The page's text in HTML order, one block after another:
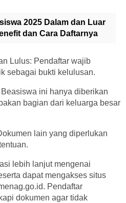
2025 Dalam dan Luar
dan Cara Daftarnya
Lulus: Pendaftar wajib
sebagai bukti kelulusan.
ini hanya diberikan
bagian dari keluarga besar
lain yang diperlukan
lebih lanjut mengenai
dapat mengakses situs
Pendaftar
dokumen agar tidak